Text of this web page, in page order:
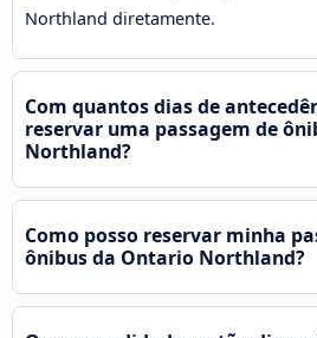
Northland diretamente.
Com quantos dias de
reservar uma passagem de
Northland?
Como posso reservar minha
ônibus da Ontario Northland?